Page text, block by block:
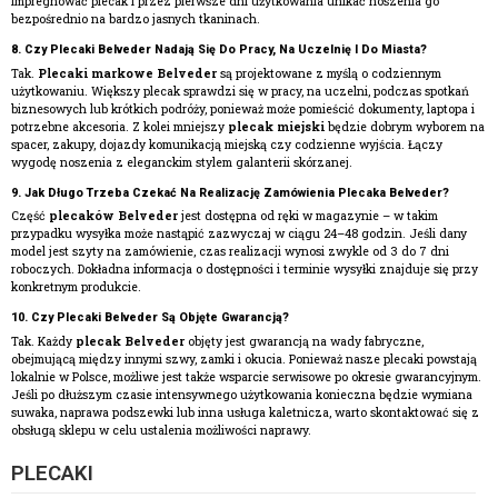
PLECAKI
bezpośrednio na bardzo jasnych tkaninach.
8. Czy Plecaki Belveder Nadają Się Do Pracy, Na Uczelnię I Do Miasta?
Tak. Plecaki markowe Belveder są projektowane z myślą o codziennym
użytkowaniu. Większy plecak sprawdzi się w pracy, na uczelni, podczas spotkań
biznesowych lub krótkich podróży, ponieważ może pomieścić dokumenty, laptopa i
potrzebne akcesoria. Z kolei mniejszy plecak miejski będzie dobrym wyborem na
spacer, zakupy, dojazdy komunikacją miejską czy codzienne wyjścia. Łączy
wygodę noszenia z eleganckim stylem galanterii skórzanej.
9. Jak Długo Trzeba Czekać Na Realizację Zamówienia Plecaka Belveder?
Część plecaków Belveder jest dostępna od ręki w magazynie – w takim
przypadku wysyłka może nastąpić zazwyczaj w ciągu 24–48 godzin. Jeśli dany
model jest szyty na zamówienie, czas realizacji wynosi zwykle od 3 do 7 dni
roboczych. Dokładna informacja o dostępności i terminie wysyłki znajduje się przy
konkretnym produkcie.
10. Czy Plecaki Belveder Są Objęte Gwarancją?
Tak. Każdy plecak Belveder objęty jest gwarancją na wady fabryczne,
obejmującą między innymi szwy, zamki i okucia. Ponieważ nasze plecaki powstają
lokalnie w Polsce, możliwe jest także wsparcie serwisowe po okresie gwarancyjnym.
Jeśli po dłuższym czasie intensywnego użytkowania konieczna będzie wymiana
suwaka, naprawa podszewki lub inna usługa kaletnicza, warto skontaktować się z
obsługą sklepu w celu ustalenia możliwości naprawy.